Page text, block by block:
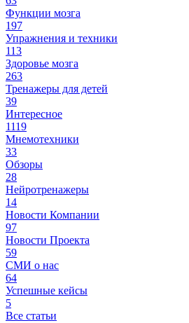
Функции мозга
197
Упражнения и техники
113
Здоровье мозга
263
Тренажеры для детей
39
Интересное
1119
Мнемотехники
33
Обзоры
28
Нейротренажеры
14
Новости Компании
97
Новости Проекта
59
СМИ о нас
64
Успешные кейсы
5
Все статьи